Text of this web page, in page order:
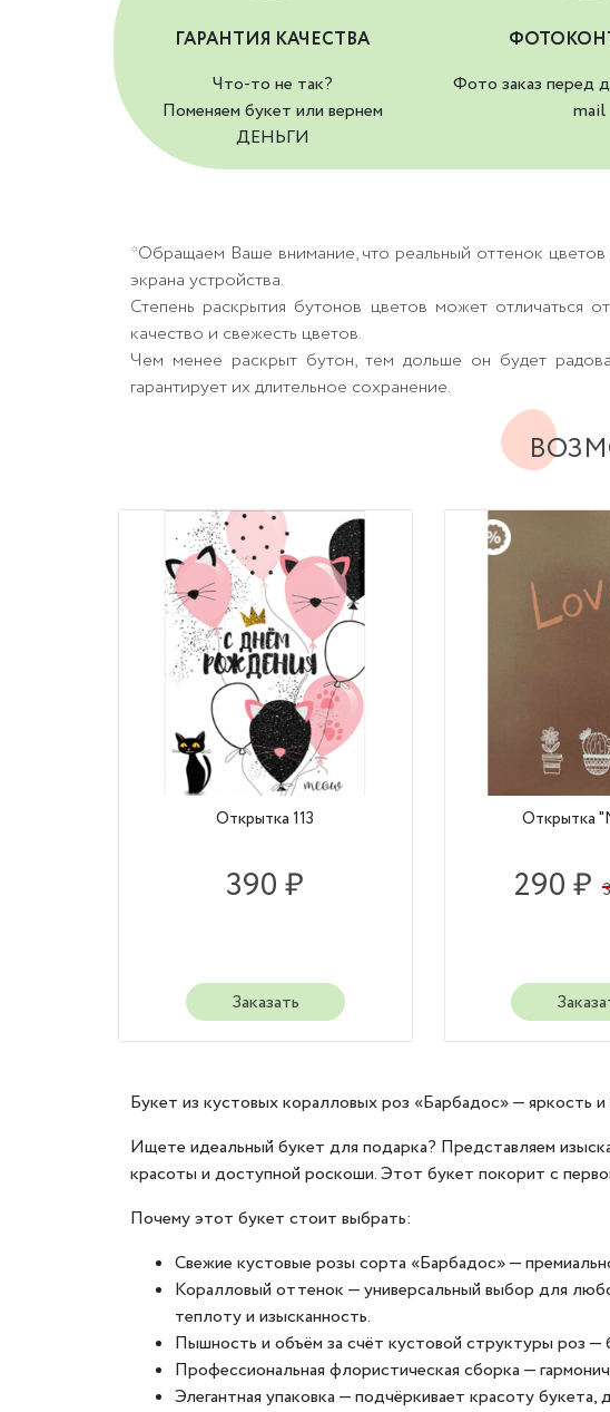
ГАРАНТИЯ КАЧЕСТВА
Что-то не так?
Поменяем букет или вернем
ДЕНЬГИ
Фото заказ перед
mail
*Обращаем Ваше внимание, что реальный оттенок
экрана устройства.
Степень раскрытия бутонов цветов может отличаться
качество и свежесть цветов.
Чем менее раскрыт бутон, тем дольше он будет
гарантирует их длительное сохранение.
Открытка 113
390 ₽
Заказать
Открытка
290 ₽
Букет из кустовых коралловых роз «Барбадос» — яркость
Ищете идеальный букет для подарка? Представляем
красоты и доступной роскоши. Этот букет покорит с
Почему этот букет стоит выбрать:
Свежие кустовые розы сорта «Барбадос» —
Коралловый оттенок — универсальный выбор для
теплоту и изысканность.
Пышность и объём за счёт кустовой структуры роз —
Профессиональная флористическая сборка —
Элегантная упаковка — подчёркивает красоту